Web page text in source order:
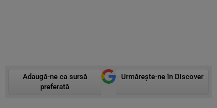
Adaugă-ne ca sursă
preferată
Urmărește-ne în Discover